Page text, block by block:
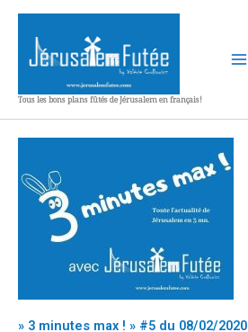
Aller
contenu
Tous les bons plans fûtés de Jérusalem en français!
» 3 minutes max ! » #5 du 08/02/2020